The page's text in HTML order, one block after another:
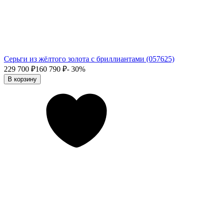
Серьги из жёлтого золота с бриллиантами (057625)
229 700 ₽160 790 ₽- 30%
В корзину